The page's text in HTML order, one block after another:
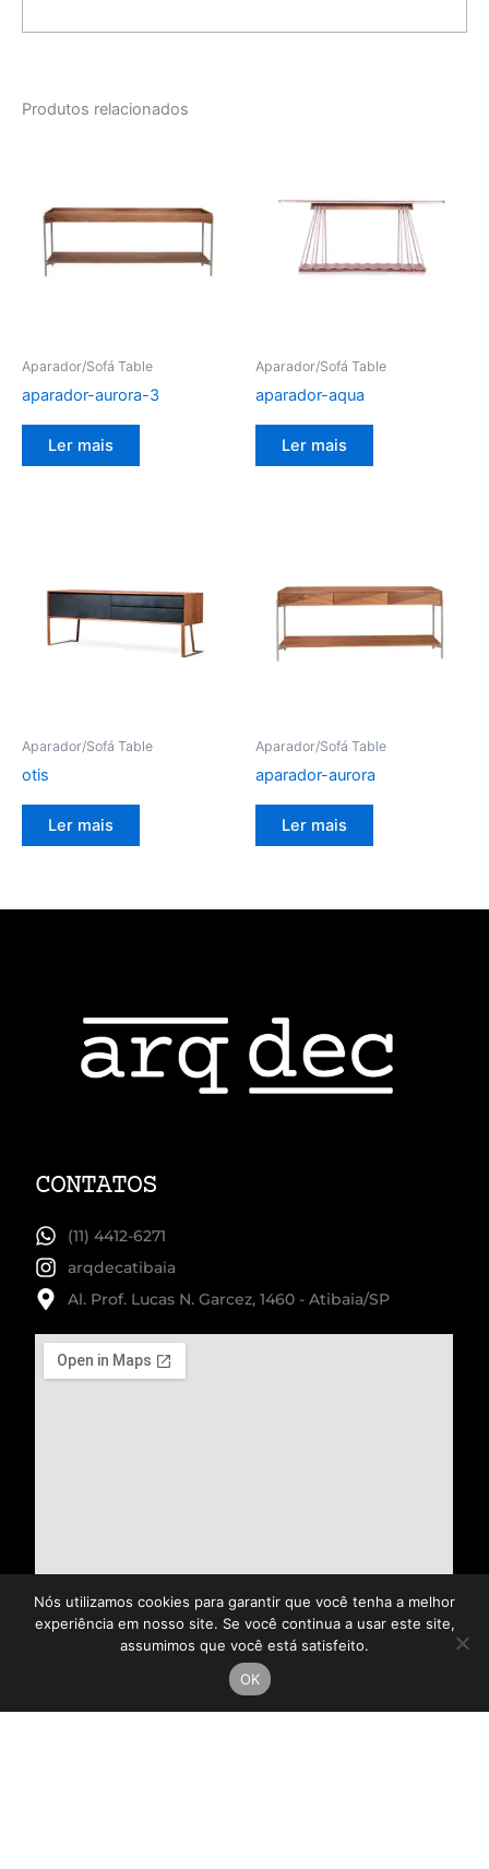
Produtos relacionados
Aparador/Sofá Table
aparador-aurora-3
Ler mais
Aparador/Sofá Table
aparador-aqua
Ler mais
Aparador/Sofá Table
otis
Ler mais
Aparador/Sofá Table
aparador-aurora
Ler mais
CONTATOS
(11) 4412-6271
arqdecatibaia
Al. Prof. Lucas N. Garcez, 1460 - Atibaia/SP
Nós utilizamos cookies para garantir que você tenha a melhor
experiência em nosso site. Se você continua a usar este site,
assumimos que você está satisfeito.
OK